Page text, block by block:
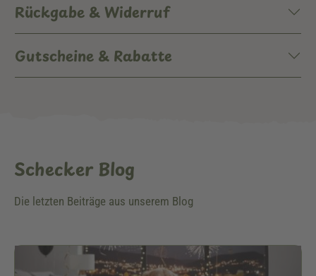
Rückgabe & Widerruf
Gutscheine & Rabatte
Schecker Blog
Die letzten Beiträge aus unserem Blog